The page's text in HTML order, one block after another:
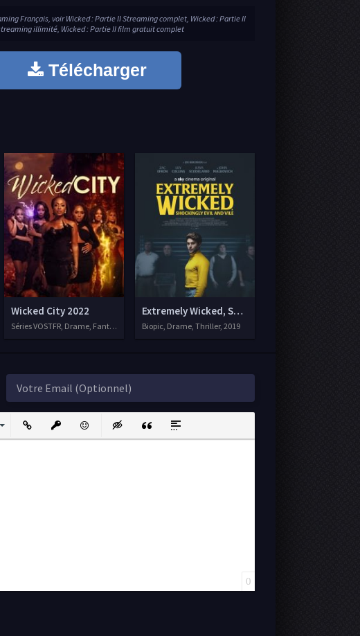
Français, voir Wicked : Partie II Streaming complet, Wicked : Partie II
illimité, Wicked : Partie II film gratuit complet
Télécharger
Wicked City 2022
Séries VOSTFR, Drame, Fantastique, Science fiction
Extremely Wicked, Shockingly Evil and Vile
Biopic, Drame, Thriller, 2019
Insert LinkInsert protected link
EmoticonsInsert hidden text
Insert QuoteInsert spoiler
0